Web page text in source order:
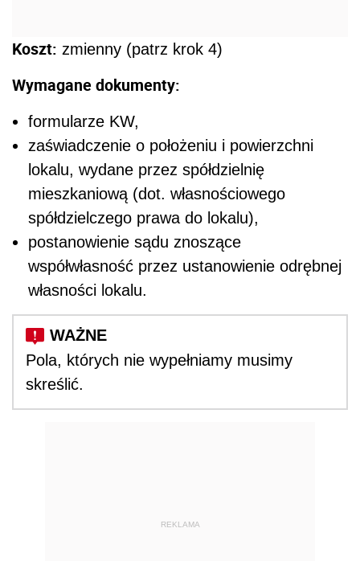
Koszt: zmienny (patrz krok 4)
Wymagane dokumenty:
formularze KW,
zaświadczenie o położeniu i powierzchni
lokalu, wydane przez spółdzielnię
mieszkaniową (dot. własnościowego
spółdzielczego prawa do lokalu),
postanowienie sądu znoszące
współwłasność przez ustanowienie odrębnej
własności lokalu.
Pola, których nie wypełniamy musimy
skreślić.
REKLAMA